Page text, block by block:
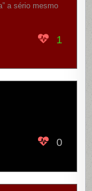
a sério mesmo
1
0